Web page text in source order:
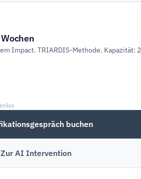
Impact. TRIARDIS-Methode. Kapazität: 2
buchen
Zur AI Intervention